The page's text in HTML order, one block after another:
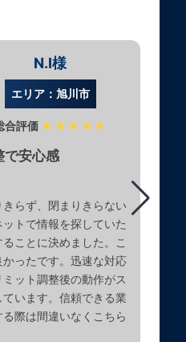
N.I様
エリア：旭川市
合評価 ★★★★★
で安心感
らず、閉まりきらない
トで情報を探していた
ことに決めました。こ
ったです。迅速な対応
ット調整後の動作がス
います。信頼できる業
際は間違いなくこちら